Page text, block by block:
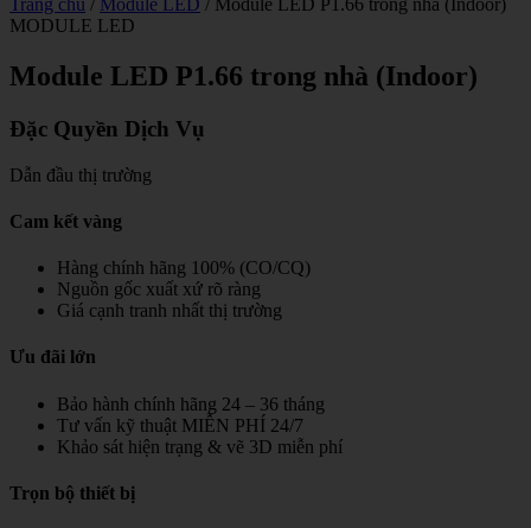
Trang chủ / Module LED / Module LED P1.66 trong nhà (Indoor)
MODULE LED
Module LED P1.66 trong nhà (Indoor)
Đặc Quyền Dịch Vụ
Dẫn đầu thị trường
Cam kết vàng
Hàng chính hãng 100% (CO/CQ)
Nguồn gốc xuất xứ rõ ràng
Giá cạnh tranh nhất thị trường
Ưu đãi lớn
Bảo hành chính hãng 24 – 36 tháng
Tư vấn kỹ thuật MIỄN PHÍ 24/7
Khảo sát hiện trạng & vẽ 3D miễn phí
Trọn bộ thiết bị